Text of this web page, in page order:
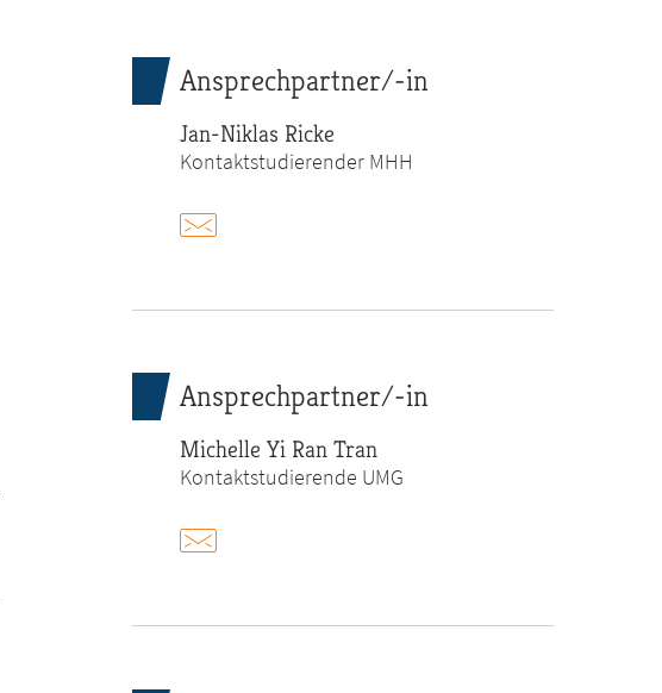
Ansprechpartner/-in
Jan-Niklas Ricke
Kontaktstudierender MHH
Ansprechpartner/-in
Michelle Yi Ran Tran
Kontaktstudierende UMG